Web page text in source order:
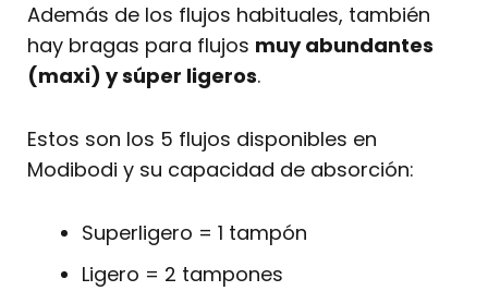
Además de los flujos habituales, también
hay bragas para flujos muy abundantes
(maxi) y súper ligeros.
Estos son los 5 flujos disponibles en
Modibodi y su capacidad de absorción:
Superligero = 1 tampón
Ligero = 2 tampones